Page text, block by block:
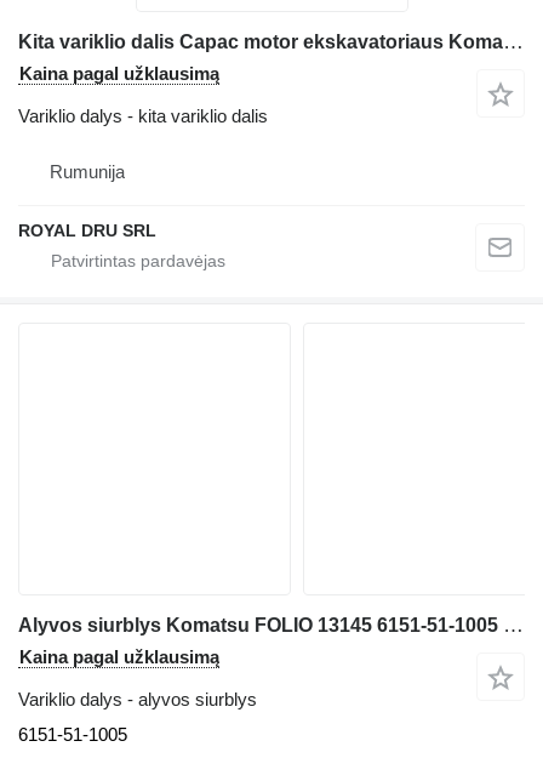
Kita variklio dalis Capac motor ekskavatoriaus Komatsu PC210-11
Kaina pagal užklausimą
Variklio dalys - kita variklio dalis
Rumunija
ROYAL DRU SRL
Alyvos siurblys Komatsu FOLIO 13145 6151-51-1005 mini ekskavatoriaus Komatsu
Kaina pagal užklausimą
Variklio dalys - alyvos siurblys
6151-51-1005